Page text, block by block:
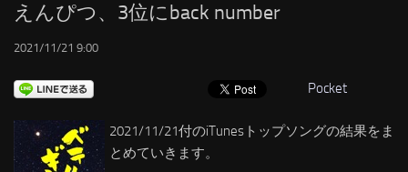
えんぴつ、3位にback number
2021/11/21 9:00
Pocket
2021/11/21付のiTunesトップソングの結果をま
とめていきます。